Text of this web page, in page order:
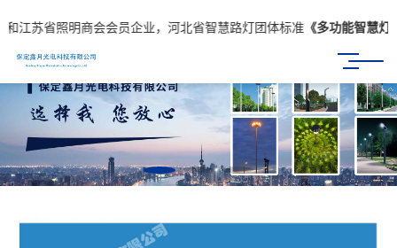
江苏省照明商会会员企业，河北省智慧路灯团体标准《多功能智慧灯